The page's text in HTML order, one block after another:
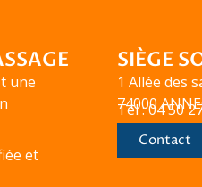
une
et
SIÈGE
1 Allée des
74000
Tél : 04 50
Contact